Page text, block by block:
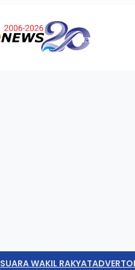
SUARA WAKIL RAKYAT